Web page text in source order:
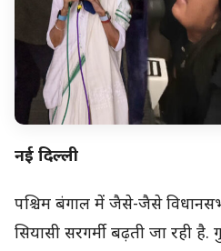
नई दिल्ली
पश्चिम बंगाल में जैसे-जैसे
सियासी सरगर्मी बढ़ती जा रही